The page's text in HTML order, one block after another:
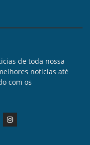
de toda nossa
noticias até
com os